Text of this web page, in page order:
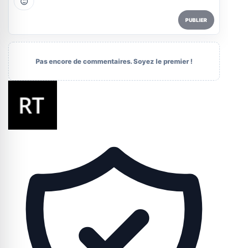
PUBLIER
Pas encore de commentaires. Soyez le premier !